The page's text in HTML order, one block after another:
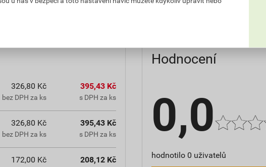
účtován dodatečný poplatek za
326,80 Kč
bez DPH za ks
395,43 Kč
s DPH za ks
326,80 Kč
bez DPH za ks
395,43 Kč
s DPH za ks
172,00 Kč 208,12 Kč
Hodnocení
0,0
hodnotilo 0 uživatelů